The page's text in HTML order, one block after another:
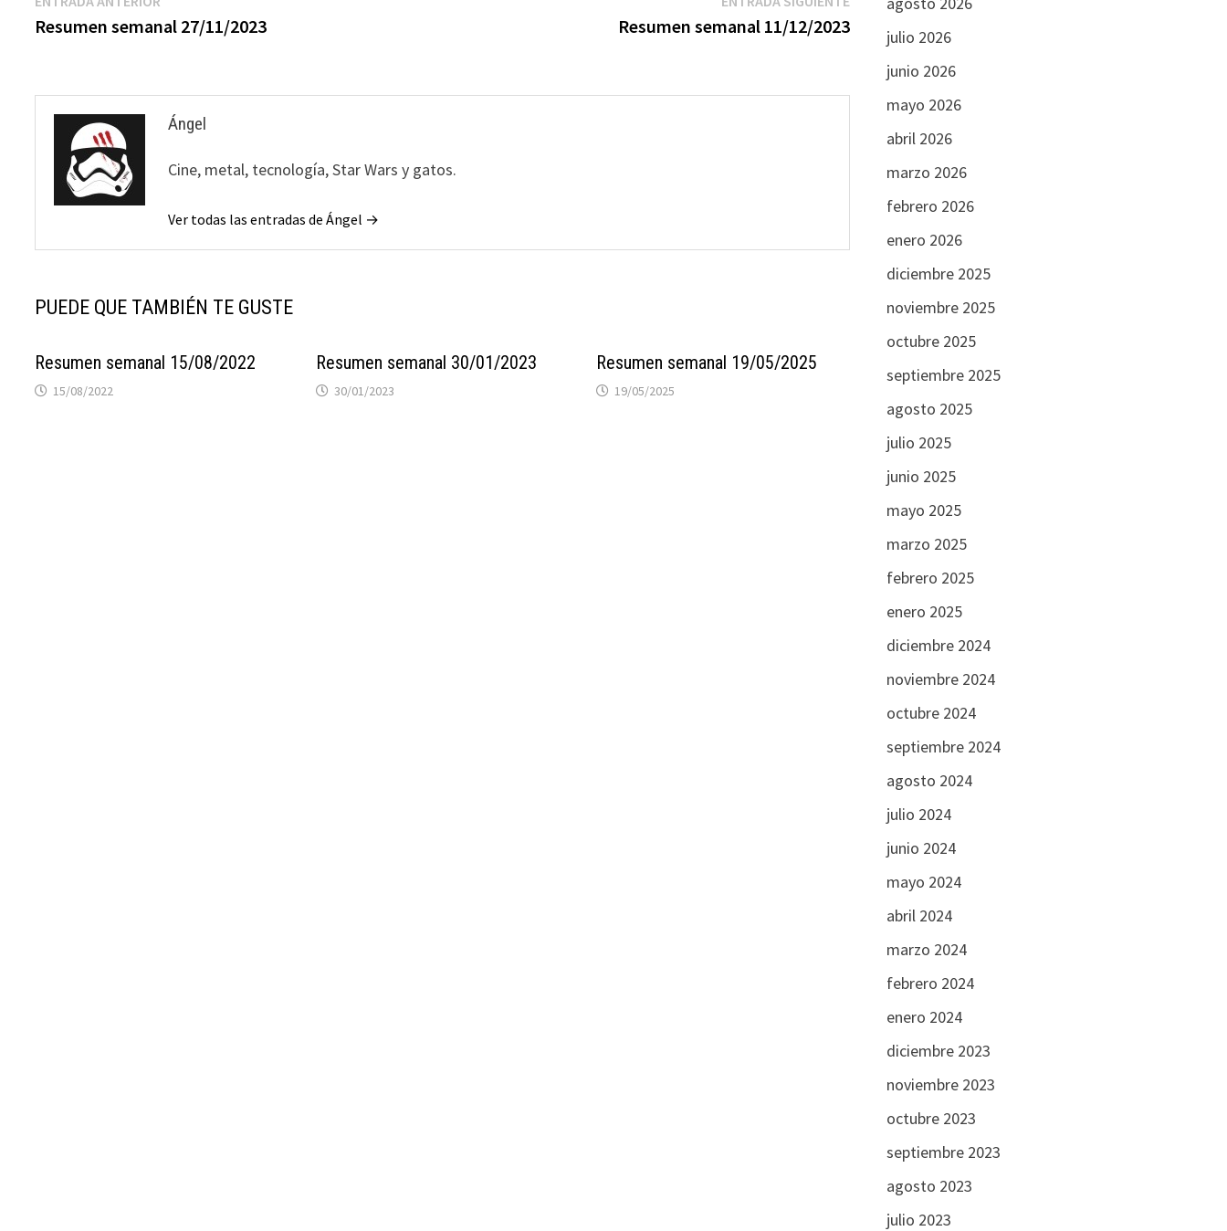
de
anterior:
Resumen semanal 27/11/2023
siguiente:
Resumen semanal 11/12/2023
Ángel
Cine, metal, tecnología, Star Wars y gatos.
Ver todas las entradas de Ángel →
PUEDE QUE TAMBIÉN TE GUSTE
Resumen semanal 15/08/2022
15/08/2022
Resumen semanal 30/01/2023
30/01/2023
Resumen semanal 19/05/2025
19/05/2025
julio 2026
junio 2026
mayo 2026
abril 2026
marzo 2026
febrero 2026
enero 2026
diciembre 2025
noviembre 2025
octubre 2025
septiembre 2025
agosto 2025
julio 2025
junio 2025
mayo 2025
marzo 2025
febrero 2025
enero 2025
diciembre 2024
noviembre 2024
octubre 2024
septiembre 2024
agosto 2024
julio 2024
junio 2024
mayo 2024
abril 2024
marzo 2024
febrero 2024
enero 2024
diciembre 2023
noviembre 2023
octubre 2023
septiembre 2023
agosto 2023
julio 2023